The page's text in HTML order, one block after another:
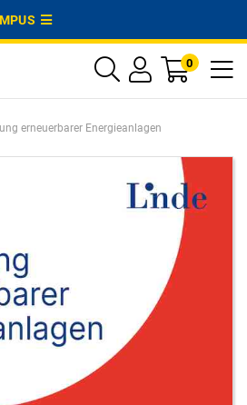
0
erneuerbarer Energieanlagen